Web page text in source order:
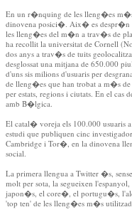
En un r�nquing de les lleng�es
dinovena posici�. Aix� es despr�n
les lleng�es del m�n a trav�s de
ha recollit la universitat de Cornell
dos anys a trav�s de tuits
desglossat una mitjana de 650.000
d'uns sis milions d'usuaris per
de lleng�es que han trobat a m�s
per estats, regions i ciutats. En el cas
amb B�lgica.
El catal� voreja els 100.000 usuaris
estudi que publiquen cinc
Cambridge i Tor�, en la dinovena
social.
La primera llengua a Twitter �s,
molt per sota, la segueixen
japon�s, el core�, el portugu�s,
'top ten' de les lleng�es m�s